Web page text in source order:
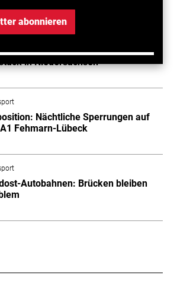
abonnieren
A 20: Baurecht für erstes
in Niedersachsen
Nächtliche Sperrungen auf
Fehmarn-Lübeck
Autobahnen: Brücken bleiben